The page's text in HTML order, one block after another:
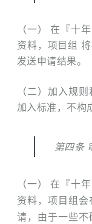
（一） 在『十
资料，项目组
发送申请结果。
（二）加入规
加入标准，不构
第四条
（一） 在『十
资料，项目组
请，由于一些不